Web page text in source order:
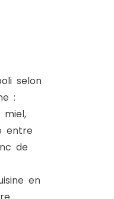
selon
:
entre
de
en